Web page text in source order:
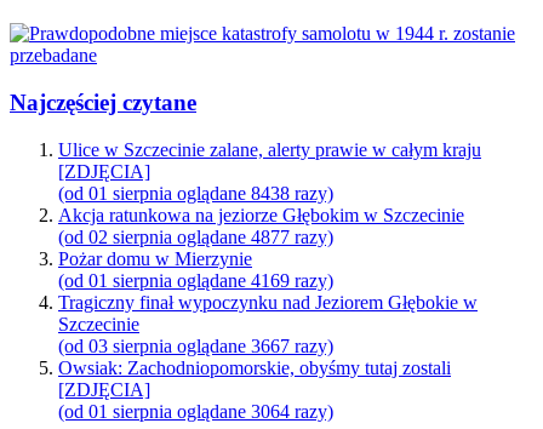
Najczęściej czytane
Ulice w Szczecinie zalane, alerty prawie w całym kraju
[ZDJĘCIA]
(od 01 sierpnia oglądane 8438 razy)
Akcja ratunkowa na jeziorze Głębokim w Szczecinie
(od 02 sierpnia oglądane 4877 razy)
Pożar domu w Mierzynie
(od 01 sierpnia oglądane 4169 razy)
Tragiczny finał wypoczynku nad Jeziorem Głębokie w
Szczecinie
(od 03 sierpnia oglądane 3667 razy)
Owsiak: Zachodniopomorskie, obyśmy tutaj zostali
[ZDJĘCIA]
(od 01 sierpnia oglądane 3064 razy)